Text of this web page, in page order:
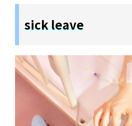
sick leave